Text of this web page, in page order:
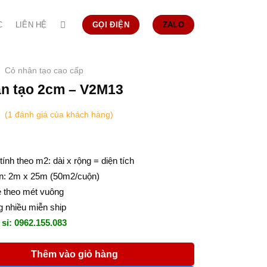
LIÊN HỆ GỌI ĐIỆN ZALO
Cỏ nhân tạo cao cấp
tạo 2cm – V2M13
(1 đánh giá của khách hàng)
theo m2: dài x rộng = diện tích
2m x 25m (50m2/cuộn)
theo mét vuông
nhiều miễn ship
0962.155.083
Thêm vào giỏ hàng